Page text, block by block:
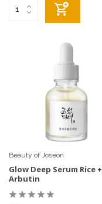
Beauty of Joseon
Glow Deep Serum Rice +
Arbutin